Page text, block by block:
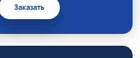
Заказать